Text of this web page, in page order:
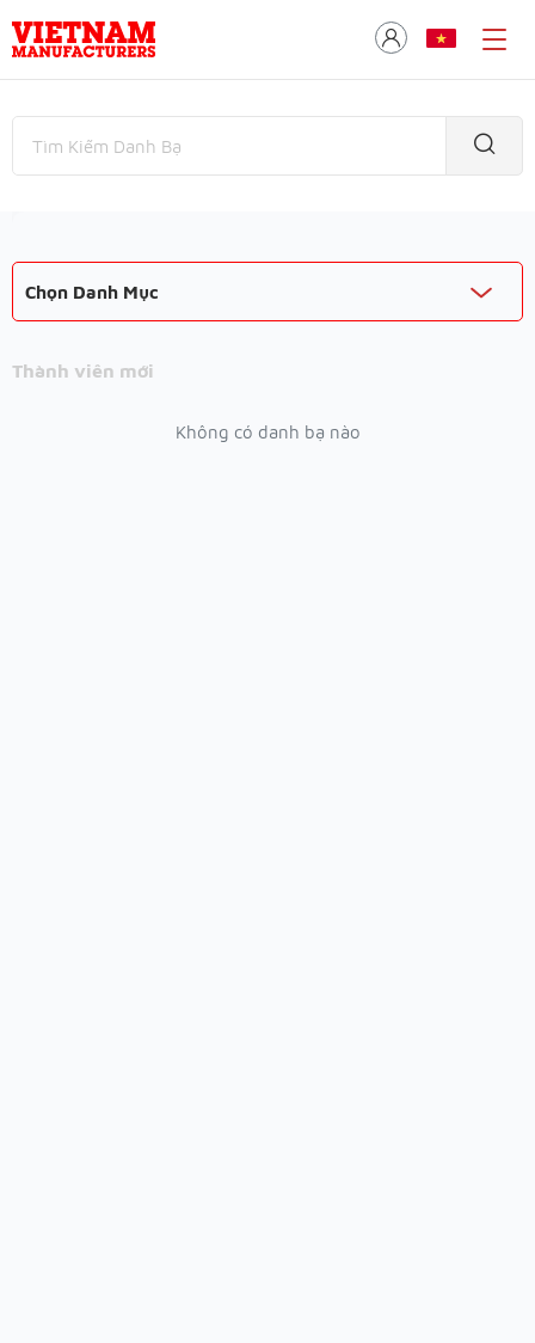
Chọn Danh Mục
Thành viên mới
Không có danh bạ nào